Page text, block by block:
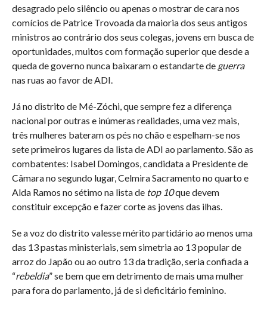
desagrado pelo silêncio ou apenas o mostrar de cara nos
comícios de Patrice Trovoada da maioria dos seus antigos
ministros ao contrário dos seus colegas, jovens em busca de
oportunidades, muitos com formação superior que desde a
queda de governo nunca baixaram o estandarte de guerra
nas ruas ao favor de ADI.
Já no distrito de Mé-Zóchi, que sempre fez a diferença
nacional por outras e inúmeras realidades, uma vez mais,
três mulheres bateram os pés no chão e espelham-se nos
sete primeiros lugares da lista de ADI ao parlamento. São as
combatentes: Isabel Domingos, candidata a Presidente de
Câmara no segundo lugar, Celmira Sacramento no quarto e
Alda Ramos no sétimo na lista de top 10que devem
constituir excepção e fazer corte as jovens das ilhas.
Se a voz do distrito valesse mérito partidário ao menos uma
das 13 pastas ministeriais, sem simetria ao 13 popular de
arroz do Japão ou ao outro 13 da tradição, seria confiada a
“rebeldia” se bem que em detrimento de mais uma mulher
para fora do parlamento, já de si deficitário feminino.